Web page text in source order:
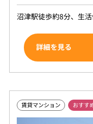
沼津駅徒歩約8分、生活
詳細を見る
賃貸マンション おすす